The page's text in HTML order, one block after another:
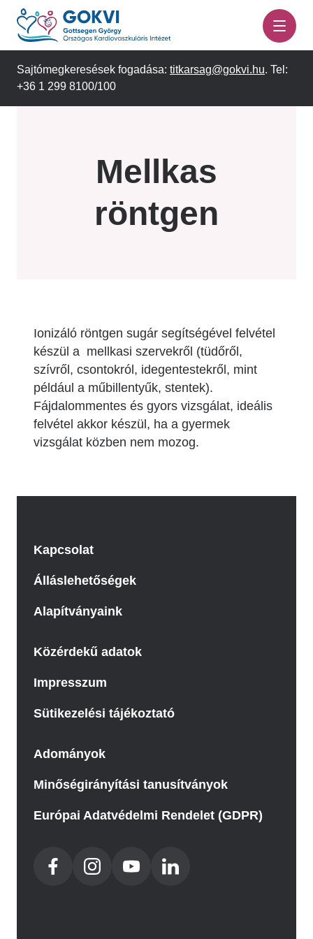
Ugrás
tartalomra
Sajtómegkeresések fogadása: titkarsag@gokvi.hu. Tel:
+36 1 299 8100/100
Mellkas
röntgen
Ionizáló röntgen sugár segítségével felvétel
készül a mellkasi szervekről (tüdőről,
szívről, csontokról, idegentestekről, mint
például a műbillentyűk, stentek).
Fájdalommentes és gyors vizsgálat, ideális
felvétel akkor készül, ha a gyermek
vizsgálat közben nem mozog.
Kapcsolat
Álláslehetőségek
Alapítványaink
Közérdekű adatok
Impresszum
Sütikezelési tájékoztató
Adományok
Minőségirányítási tanusítványok
Európai Adatvédelmi Rendelet (GDPR)